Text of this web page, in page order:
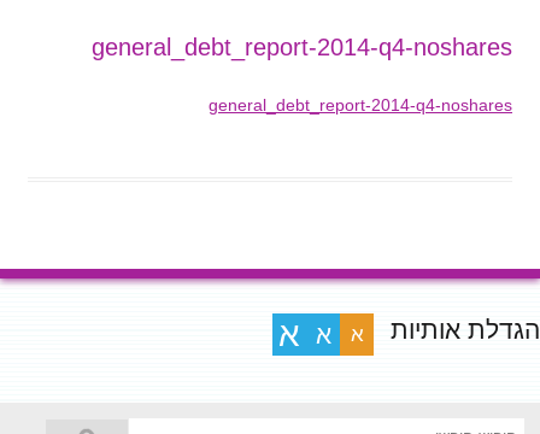
לתוכן
general_debt_report-2014-q4-noshares
general_debt_report-2014-q4-noshares
הגדלת אותיות א א א